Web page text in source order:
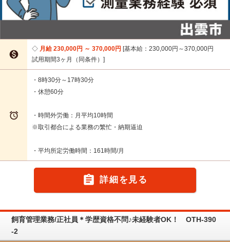

月給 230,000円 ～ 370,000円 基本給：230,000円～370,000円
試用期間3ヶ月（同条件）

・8時30分～17時30分
・休憩60分
・時間外労働：月平均10時間
※取引都合による業務の繁忙・納期逼迫
・平均所定労働時間：161時間/月
 詳細を見る
飼育管理業務/正社員＊学歴資格不問♪未経験者OK！ OTH-390
-2